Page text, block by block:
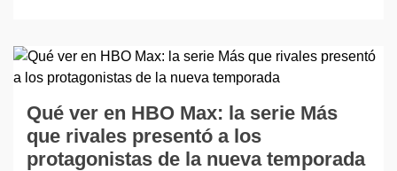
Qué ver en HBO Max: la serie Más
que rivales presentó a los
protagonistas de la nueva temporada